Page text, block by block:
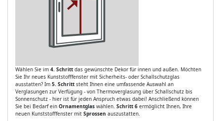
Wählen Sie im 4. Schritt das gewünschte Dekor für innen und außen. Möchten
Sie Ihr neues Kunststofffenster mit Sicherheits- oder Schallschutzglas
ausstatten? Im 5. Schritt steht Ihnen eine umfassende Auswahl an
Verglasungen zur Verfügung - von Thermoverglasung über Schallschutz bis
Sonnenschutz - hier ist für jeden Anspruch etwas dabei! Anschließend können
Sie bei Bedarf ein Ornamentglas wählen. Schritt 6 ermöglicht Ihnen, Ihre
neuen Kunststofffenster mit Sprossen auszustatten.